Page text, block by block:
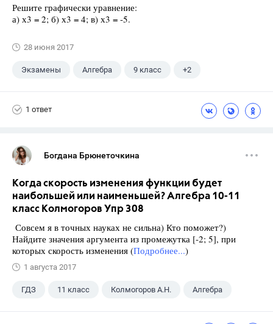
Решите графически уравнение:
а) х3 = 2; б) х3 = 4; в) х3 = -5.
28 июня 2017
Экзамены Алгебра 9 класс +2
1 ответ
Богдана Брюнеточкина
Когда скорость изменения функции будет
наибольшей или наименьшей? Алгебра 10-11
класс Колмогоров Упр 308
Совсем я в точных науках не сильна) Кто поможет?)
Найдите значения аргумента из промежутка [-2; 5], при
которых скорость изменения (Подробнее...)
1 августа 2017
ГДЗ 11 класс Колмогоров А.Н. Алгебра